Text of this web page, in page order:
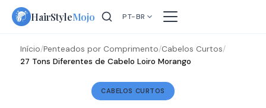
Skip
HairStyleMojo PT-BR
Início/Penteados por Comprimento/Cabelos Curtos/
27 Tons Diferentes de Cabelo Loiro Morango
CABELOS CURTOS